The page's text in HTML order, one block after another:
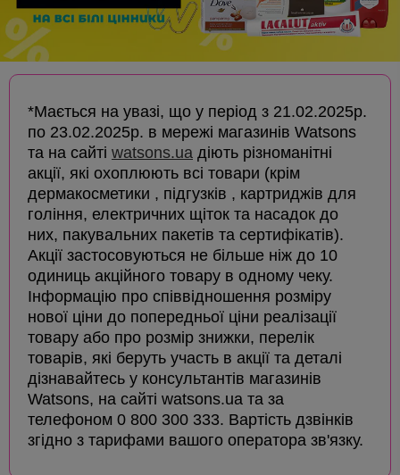
*Мається на увазі, що у період з 21.02.2025р.
по 23.02.2025р. в мережі магазинів Watsons
та на сайті watsons.ua діють різноманітні
акції, які охоплюють всі товари (крім
дермакосметики , підгузків , картриджів для
гоління, електричних щіток та насадок до
них, пакувальних пакетів та сертифікатів).
Акції застосовуються не більше ніж до 10
одиниць акційного товару в одному чеку.
Інформацію про співвідношення розміру
нової ціни до попередньої ціни реалізації
товару або про розмір знижки, перелік
товарів, які беруть участь в акції та деталі
дізнавайтесь у консультантів магазинів
Watsons, на сайті watsons.ua та за
телефоном 0 800 300 333. Вартість дзвінків
згідно з тарифами вашого оператора зв'язку.